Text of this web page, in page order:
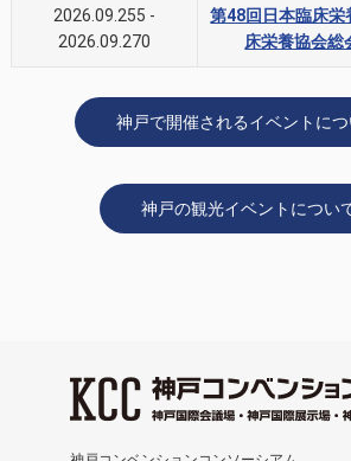
2026.09.255 -
2026.09.270
第48回日本臨床
床栄養協会総
神戸で開催されるイベントに
神戸の観光イベントについ